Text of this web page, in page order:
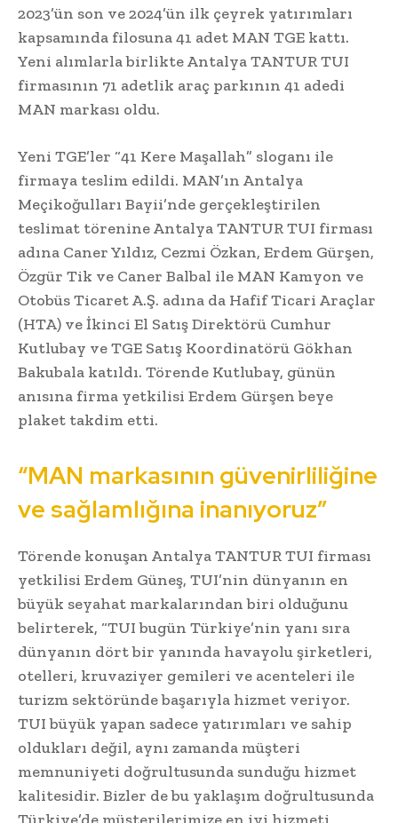
2023’ün son ve 2024’ün ilk çeyrek yatırımları
kapsamında filosuna 41 adet MAN TGE kattı.
Yeni alımlarla birlikte Antalya TANTUR TUI
firmasının 71 adetlik araç parkının 41 adedi
MAN markası oldu.
Yeni TGE’ler “41 Kere Maşallah” sloganı ile
firmaya teslim edildi. MAN’ın Antalya
Meçikoğulları Bayii’nde gerçekleştirilen
teslimat törenine Antalya TANTUR TUI firması
adına Caner Yıldız, Cezmi Özkan, Erdem Gürşen,
Özgür Tik ve Caner Balbal ile MAN Kamyon ve
Otobüs Ticaret A.Ş. adına da Hafif Ticari Araçlar
(HTA) ve İkinci El Satış Direktörü Cumhur
Kutlubay ve TGE Satış Koordinatörü Gökhan
Bakubala katıldı. Törende Kutlubay, günün
anısına firma yetkilisi Erdem Gürşen beye
plaket takdim etti.
“MAN markasının güvenirliliğine
ve sağlamlığına inanıyoruz”
Törende konuşan Antalya TANTUR TUI firması
yetkilisi Erdem Güneş, TUI’nin dünyanın en
büyük seyahat markalarından biri olduğunu
belirterek, “TUI bugün Türkiye’nin yanı sıra
dünyanın dört bir yanında havayolu şirketleri,
otelleri, kruvaziyer gemileri ve acenteleri ile
turizm sektöründe başarıyla hizmet veriyor.
TUI büyük yapan sadece yatırımları ve sahip
oldukları değil, aynı zamanda müşteri
memnuniyeti doğrultusunda sunduğu hizmet
kalitesidir. Bizler de bu yaklaşım doğrultusunda